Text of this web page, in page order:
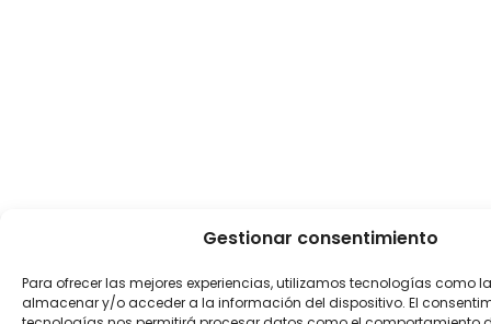
Gestionar consentimiento
Para ofrecer las mejores experiencias, utilizamos tecnologías como
almacenar y/o acceder a la información del dispositivo. El